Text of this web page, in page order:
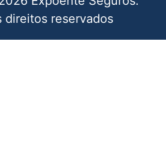
direitos reservados